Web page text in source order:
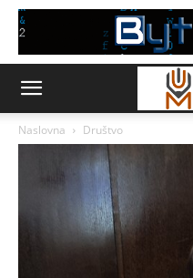
Naslovna Društvo